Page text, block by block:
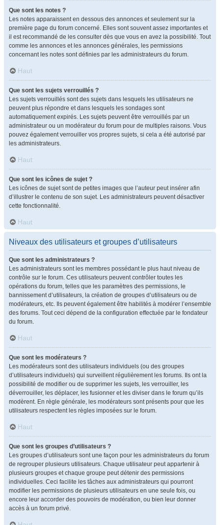
Que sont les notes ?
Les notes apparaissent en dessous des annonces et seulement sur la
première page du forum concerné. Elles sont souvent assez importantes et
il est recommandé de les consulter dès que vous en avez la possibilité. Tout
comme les annonces et les annonces générales, les permissions
concernant les notes sont définies par les administrateurs du forum.
Haut
Que sont les sujets verrouillés ?
Les sujets verrouillés sont des sujets dans lesquels les utilisateurs ne
peuvent plus répondre et dans lesquels les sondages sont
automatiquement expirés. Les sujets peuvent être verrouillés par un
administrateur ou un modérateur du forum pour de multiples raisons. Vous
pouvez également verrouiller vos propres sujets, si cela a été autorisé par
les administrateurs.
Haut
Que sont les icônes de sujet ?
Les icônes de sujet sont de petites images que l’auteur peut insérer afin
d’illustrer le contenu de son sujet. Les administrateurs peuvent désactiver
cette fonctionnalité.
Haut
Niveaux des utilisateurs et groupes d’utilisateurs
Que sont les administrateurs ?
Les administrateurs sont les membres possédant le plus haut niveau de
contrôle sur le forum. Ces utilisateurs peuvent contrôler toutes les
opérations du forum, telles que les paramètres des permissions, le
bannissement d’utilisateurs, la création de groupes d’utilisateurs ou de
modérateurs, etc. Ils peuvent également être habilités à modérer l’ensemble
des forums. Tout ceci dépend de la configuration effectuée par le fondateur
du forum.
Haut
Que sont les modérateurs ?
Les modérateurs sont des utilisateurs individuels (ou des groupes
d’utilisateurs individuels) qui surveillent régulièrement les forums. Ils ont la
possibilité de modifier ou de supprimer les sujets, les verrouiller, les
déverrouiller, les déplacer, les fusionner et les diviser dans le forum qu’ils
modèrent. En règle générale, les modérateurs sont présents pour que les
utilisateurs respectent les règles imposées sur le forum.
Haut
Que sont les groupes d’utilisateurs ?
Les groupes d’utilisateurs sont une façon pour les administrateurs du forum
de regrouper plusieurs utilisateurs. Chaque utilisateur peut appartenir à
plusieurs groupes et chaque groupe peut détenir des permissions
individuelles. Ceci facilite les tâches aux administrateurs qui pourront
modifier les permissions de plusieurs utilisateurs en une seule fois, ou
encore leur accorder des pouvoirs de modération, ou bien leur donner
accès à un forum privé.